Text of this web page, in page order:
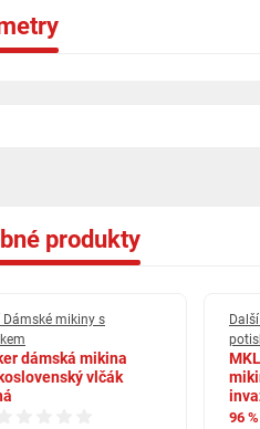
produkty
Dámské mikiny s
dámská mikina
vlčák
96 %